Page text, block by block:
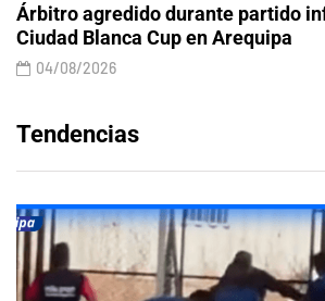
Árbitro agredido durante partido
Ciudad Blanca Cup en Arequipa
04/08/2026
Tendencias